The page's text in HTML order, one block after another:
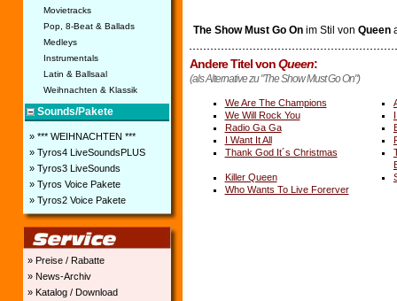
Movietracks
Pop, 8-Beat & Ballads
Medleys
Instrumentals
Latin & Ballsaal
Weihnachten & Klassik
Sounds/Pakete
» *** WEIHNACHTEN ***
» Tyros4 LiveSoundsPLUS
» Tyros3 LiveSounds
» Tyros Voice Pakete
» Tyros2 Voice Pakete
» Preise / Rabatte
» News-Archiv
» Katalog / Download
The Show Must Go Onim Stil von Queen
Andere Titel vonQueen:
(als Alternative zu "The Show Must Go On")
We Are The Champions
We Will Rock You
Radio Ga Ga
I Want It All
Thank God It´s Christmas
Killer Queen
Who Wants To Live Forerver